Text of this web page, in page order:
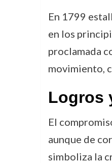
En 1799
en los
proclamada
movimiento,
Logros
El
aunque de
simboliza la